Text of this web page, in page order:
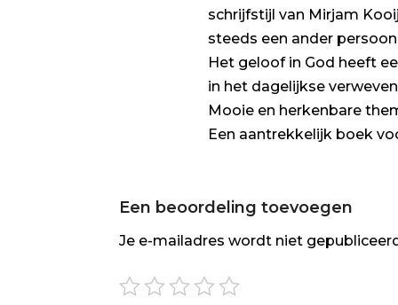
schrijfstijl van Mirjam
steeds een ander
Het geloof in God heeft
in het dagelijkse
Mooie en herkenbare
Een aantrekkelijk boek
Een beoordeling toevoegen
Je e-mailadres wordt niet